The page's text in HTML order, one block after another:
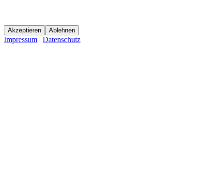
Akzeptieren Ablehnen
Impressum | Datenschutz